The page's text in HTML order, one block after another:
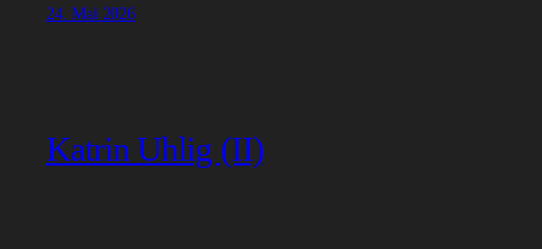
24. Mai 2026
Katrin Uhlig (II)